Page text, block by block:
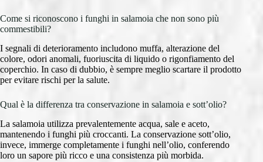
Come si riconoscono i funghi in salamoia che non sono più
commestibili?
I segnali di deterioramento includono muffa, alterazione del
colore, odori anomali, fuoriuscita di liquido o rigonfiamento del
coperchio. In caso di dubbio, è sempre meglio scartare il prodotto
per evitare rischi per la salute.
Qual è la differenza tra conservazione in salamoia e sott’olio?
La salamoia utilizza prevalentemente acqua, sale e aceto,
mantenendo i funghi più croccanti. La conservazione sott’olio,
invece, immerge completamente i funghi nell’olio, conferendo
loro un sapore più ricco e una consistenza più morbida.